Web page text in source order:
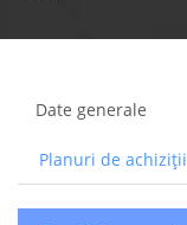
Date generale
Planuri de achiziții